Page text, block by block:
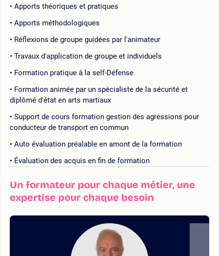
Apports théoriques et pratiques
Apports méthodologiques
Réflexions de groupe guidées par l'animateur
Travaux d'application de groupe et individuels
Formation pratique à la self-Défense
Formation animée par un spécialiste de la sécurité et
diplômé d'état en arts martiaux
Support de cours formation gestion des agressions pour
conducteur de transport en commun
Auto évaluation préalable en amont de la formation
Évaluation des acquis en fin de formation
Un formateur pour chaque métier, une
expertise pour chaque besoin